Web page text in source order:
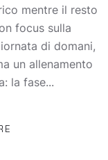
mentre il resto
focus sulla
di domani,
un allenamento
la fase...